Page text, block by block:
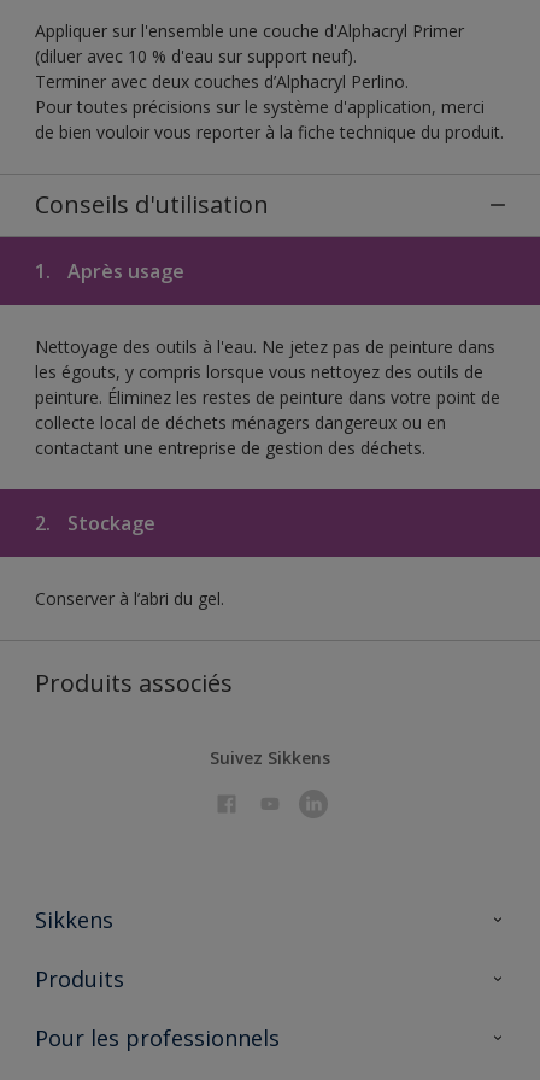
Appliquer sur l'ensemble une couche d'Alphacryl Primer
(diluer avec 10 % d'eau sur support neuf).
Terminer avec deux couches d’Alphacryl Perlino.
Pour toutes précisions sur le système d'application, merci
de bien vouloir vous reporter à la fiche technique du produit.
Conseils d'utilisation
1. Après usage
Nettoyage des outils à l'eau. Ne jetez pas de peinture dans
les égouts, y compris lorsque vous nettoyez des outils de
peinture. Éliminez les restes de peinture dans votre point de
collecte local de déchets ménagers dangereux ou en
contactant une entreprise de gestion des déchets.
2. Stockage
Conserver à l’abri du gel.
Produits associés
Suivez Sikkens
Sikkens
À propos de Sikkens
Durabilité
Produits
Produits pour l’intérieur
Pour les professionnels